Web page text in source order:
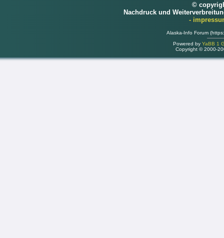
©
Nachdruck und
-
Alaska-Info Forum
Powered by YaBB 1
Copyright © 2000-